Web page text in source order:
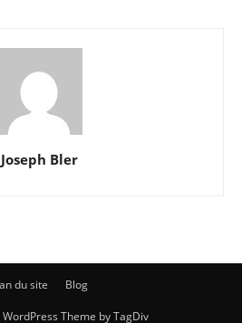
Joseph Bler
du site Blog
Theme by TagDiv